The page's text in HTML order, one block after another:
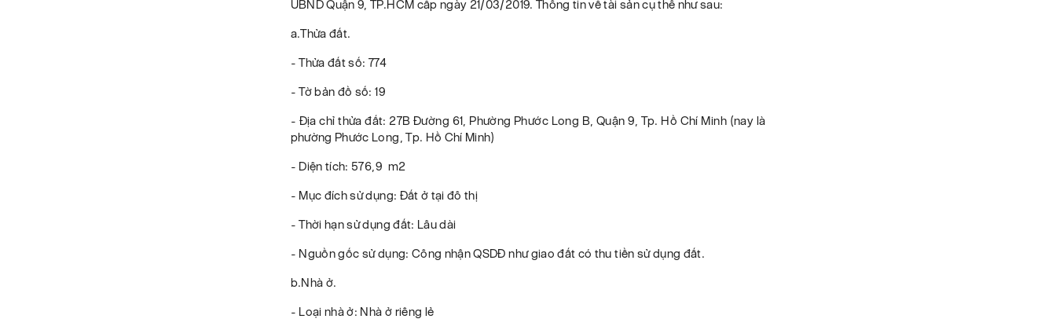
UBND Quận 9, TP.HCM cấp ngày 21/03/2019. Thông tin về tài sản cụ thể như sau:
a.Thửa đất.
- Thửa đất số: 774
- Tờ bản đồ số: 19
- Địa chỉ thửa đất: 27B Đường 61, Phường Phước Long B, Quận 9, Tp. Hồ Chí Minh (nay là
phường Phước Long, Tp. Hồ Chí Minh)
- Diện tích: 576,9 m2
- Mục đích sử dụng: Đất ở tại đô thị
- Thời hạn sử dụng đất: Lâu dài
- Nguồn gốc sử dụng: Công nhận QSDĐ như giao đất có thu tiền sử dụng đất.
b.Nhà ở.
- Loại nhà ở: Nhà ở riêng lẻ